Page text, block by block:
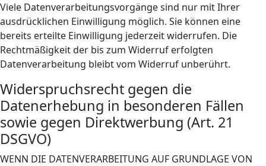
Viele Datenverarbeitungsvorgänge sind nur mit Ihrer
ausdrücklichen Einwilligung möglich. Sie können eine
bereits erteilte Einwilligung jederzeit widerrufen. Die
Rechtmäßigkeit der bis zum Widerruf erfolgten
Datenverarbeitung bleibt vom Widerruf unberührt.
Widerspruchsrecht gegen die
Datenerhebung in besonderen Fällen
sowie gegen Direktwerbung (Art. 21
DSGVO)
WENN DIE DATENVERARBEITUNG AUF GRUNDLAGE VON